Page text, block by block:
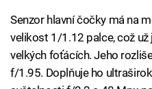
Senzor hlavní čočky má na
velikost 1/1.12 palce, což už
velkých foťácích. Jeho
f/1.95. Doplňuje ho